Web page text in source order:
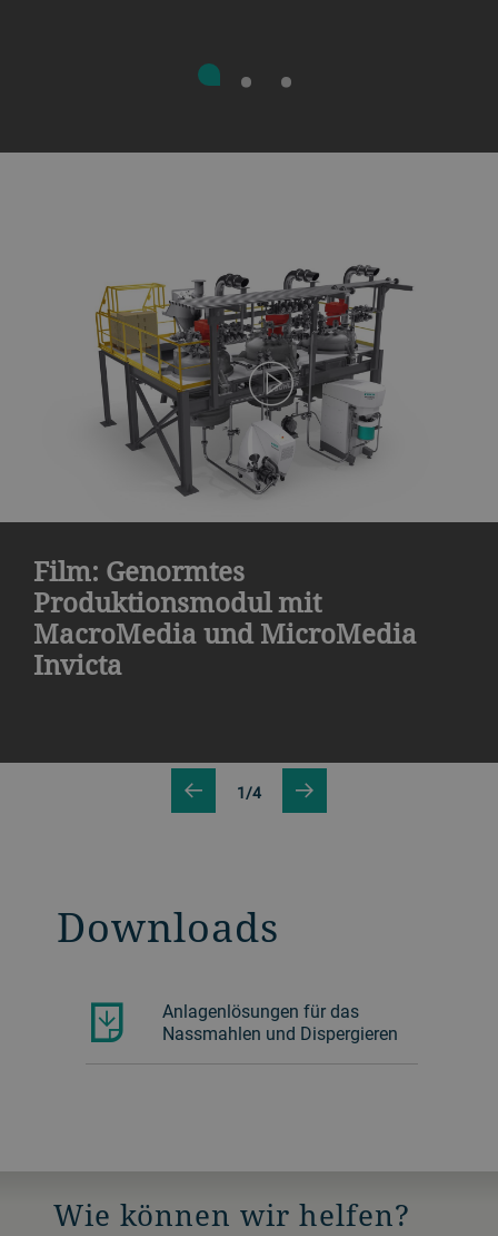
Film: Genormtes
Produktionsmodul mit
MacroMedia und MicroMedia
Invicta
1/4
Downloads
Anlagenlösungen für das
Nassmahlen und Dispergieren
Wie können wir helfen?